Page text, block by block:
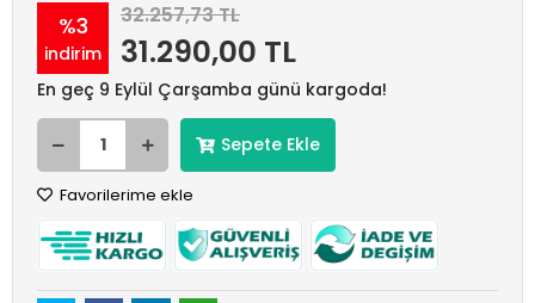
%3
indirim
32.257,73 TL
31.290,00 TL
En geç 9 Eylül Çarşamba günü kargoda!
Sepete Ekle
Favorilerime ekle